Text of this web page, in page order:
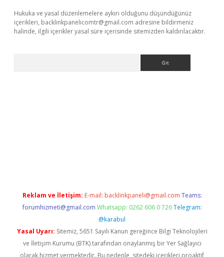
Hukuka ve yasal düzenlemelere aykırı olduğunu düşündüğünüz
içerikleri, backlinkpanelicomtr@gmail.com adresine bildirmeniz
halinde, ilgili içerikler yasal süre içerisinde sitemizden kaldırılacaktır.
Reklam ve İletişim: E-mail: backlinkpaneli@gmail.com Teams:
forumhizmeti@gmail.com Whatsapp: 0262 606 0 726 Telegram:
@karabul
Yasal Uyarı: Sitemiz, 5651 Sayılı Kanun gereğince Bilgi Teknolojileri
ve İletişim Kurumu (BTK) tarafından onaylanmış bir Yer Sağlayıcı
olarak hizmet vermektedir. Bu nedenle, sitedeki içerikleri proaktif